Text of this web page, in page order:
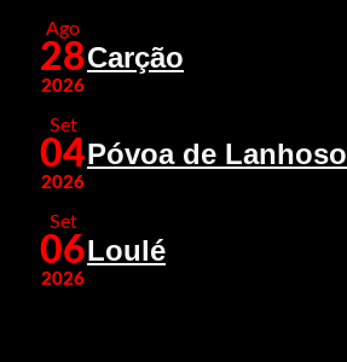
Ago
28
2026
Carção
Set
04
2026
Póvoa de Lanhoso
Set
06
2026
Loulé